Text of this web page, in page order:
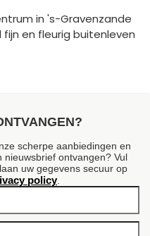
in 's-Gravenzande
en fleurig buitenleven
scherpe aanbiedingen en
ontvangen? Vul
uw gegevens secuur op
policy.